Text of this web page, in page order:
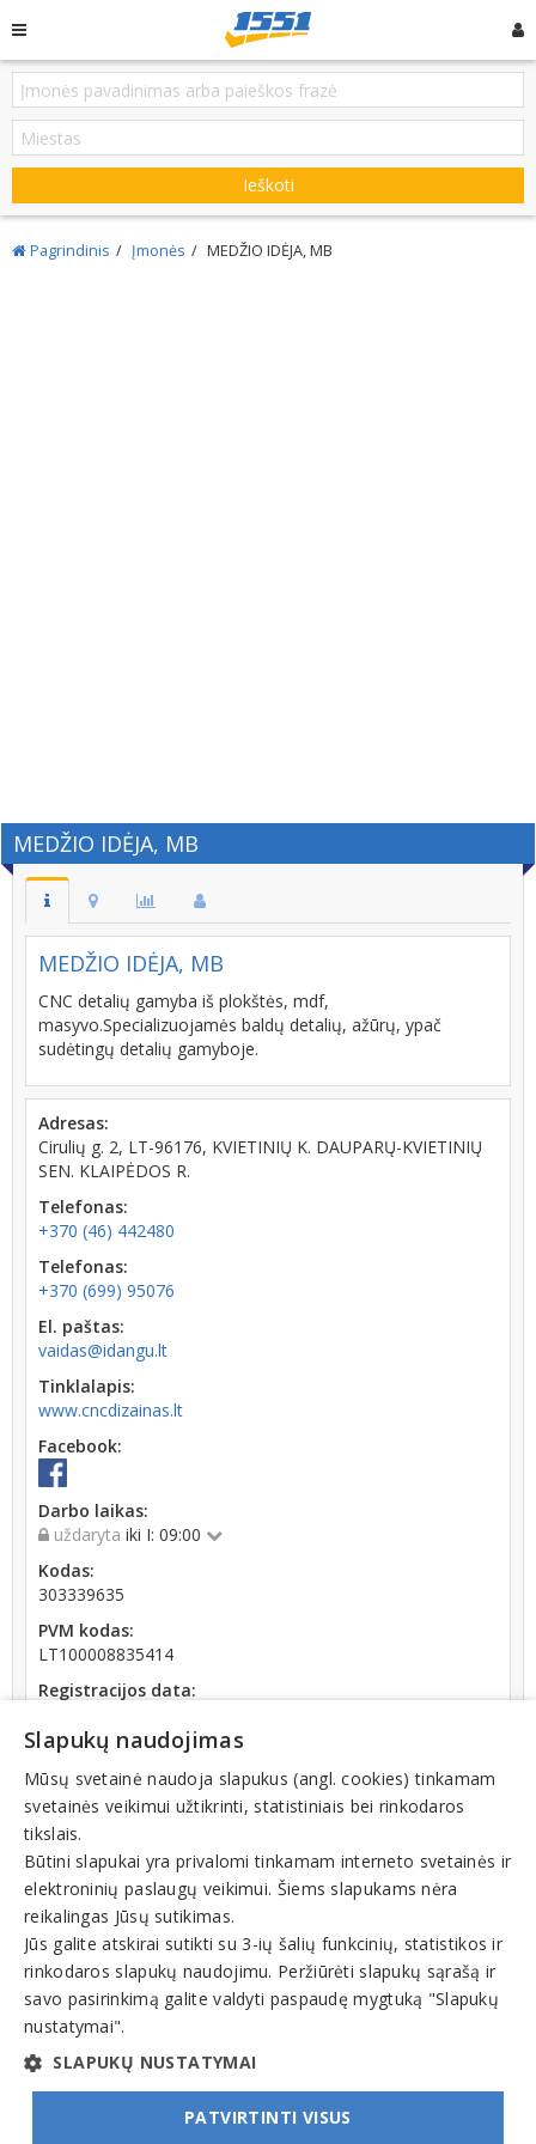
Ieškoti
Pagrindinis Įmonės MEDŽIO IDĖJA, MB
MEDŽIO IDĖJA, MB
MEDŽIO IDĖJA, MB
CNC detalių gamyba iš plokštės, mdf,
masyvo.Specializuojamės baldų detalių, ažūrų, ypač
sudėtingų detalių gamyboje.
Adresas:
Cirulių g. 2, LT-96176, KVIETINIŲ K. DAUPARŲ-KVIETINIŲ
SEN. KLAIPĖDOS R.
Telefonas:
+370 (46) 442480
Telefonas:
+370 (699) 95076
El. paštas:
vaidas@idangu.lt
Tinklalapis:
www.cncdizainas.lt
Facebook:
Darbo laikas:
uždaryta iki I: 09:00
Kodas:
303339635
PVM kodas:
LT100008835414
Registracijos data:
Apyvarta:
34 210 €, pelnas po mokesčių -18,7 % (2023 m.)
Skola Sodrai:
5362.85
Veiklos sritys
Baldų gamyba
© INFOMINTA, UAB. Visos teisės saugomos. Telefonas
Slapukų naudojimas
Mūsų svetainė naudoja slapukus (angl. cookies) tinkamam
svetainės veikimui užtikrinti, statistiniais bei rinkodaros
tikslais.
Būtini slapukai yra privalomi tinkamam interneto svetainės ir
elektroninių paslaugų veikimui. Šiems slapukams nėra
reikalingas Jūsų sutikimas.
Jūs galite atskirai sutikti su 3-ių šalių funkcinių, statistikos ir
rinkodaros slapukų naudojimu. Peržiūrėti slapukų sąrašą ir
savo pasirinkimą galite valdyti paspaudę mygtuką "Slapukų
nustatymai".
SLAPUKŲ NUSTATYMAI
PATVIRTINTI VISUS